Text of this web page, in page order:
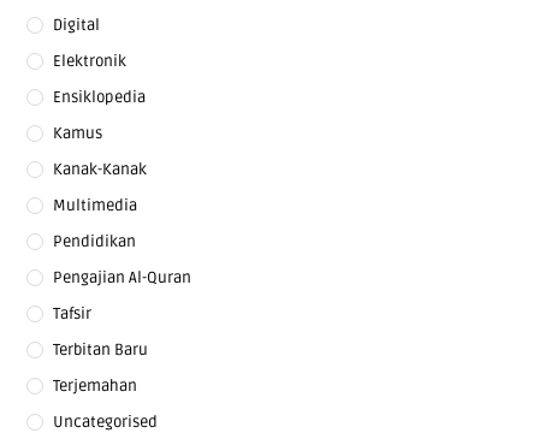
Digital
Elektronik
Ensiklopedia
Kamus
Kanak-Kanak
Multimedia
Pendidikan
Pengajian Al-Quran
Tafsir
Terbitan Baru
Terjemahan
Uncategorised